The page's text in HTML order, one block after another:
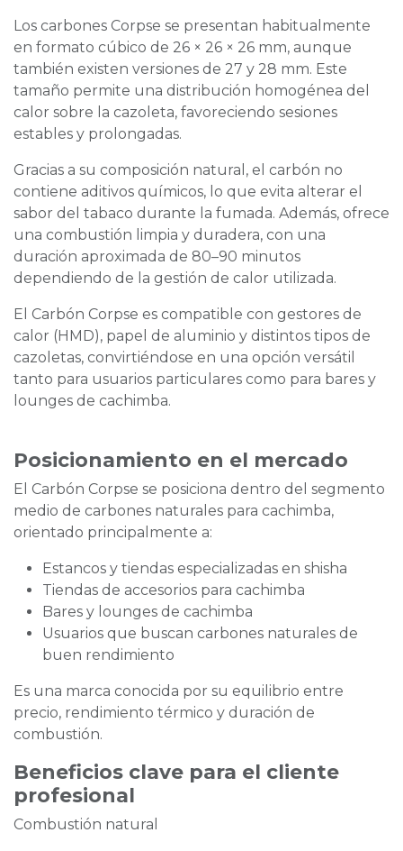
Los carbones Corpse se presentan habitualmente
en formato cúbico de 26 × 26 × 26 mm, aunque
también existen versiones de 27 y 28 mm. Este
tamaño permite una distribución homogénea del
calor sobre la cazoleta, favoreciendo sesiones
estables y prolongadas.
Gracias a su composición natural, el carbón no
contiene aditivos químicos, lo que evita alterar el
sabor del tabaco durante la fumada. Además, ofrece
una combustión limpia y duradera, con una
duración aproximada de 80–90 minutos
dependiendo de la gestión de calor utilizada.
El Carbón Corpse es compatible con gestores de
calor (HMD), papel de aluminio y distintos tipos de
cazoletas, convirtiéndose en una opción versátil
tanto para usuarios particulares como para bares y
lounges de cachimba.
Posicionamiento en el mercado
El Carbón Corpse se posiciona dentro del segmento
medio de carbones naturales para cachimba,
orientado principalmente a:
Estancos y tiendas especializadas en shisha
Tiendas de accesorios para cachimba
Bares y lounges de cachimba
Usuarios que buscan carbones naturales de
buen rendimiento
Es una marca conocida por su equilibrio entre
precio, rendimiento térmico y duración de
combustión.
Beneficios clave para el cliente
profesional
Combustión natural